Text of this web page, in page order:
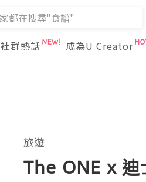
社群熱話 成為U Creator
旅遊
The ONE x 迪